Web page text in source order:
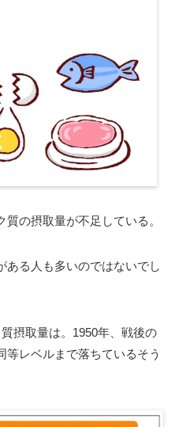
の摂取量が不足している。
ある人も多いのではないでし
摂取量は。1950年、戦後の
レベルまで落ちているそう